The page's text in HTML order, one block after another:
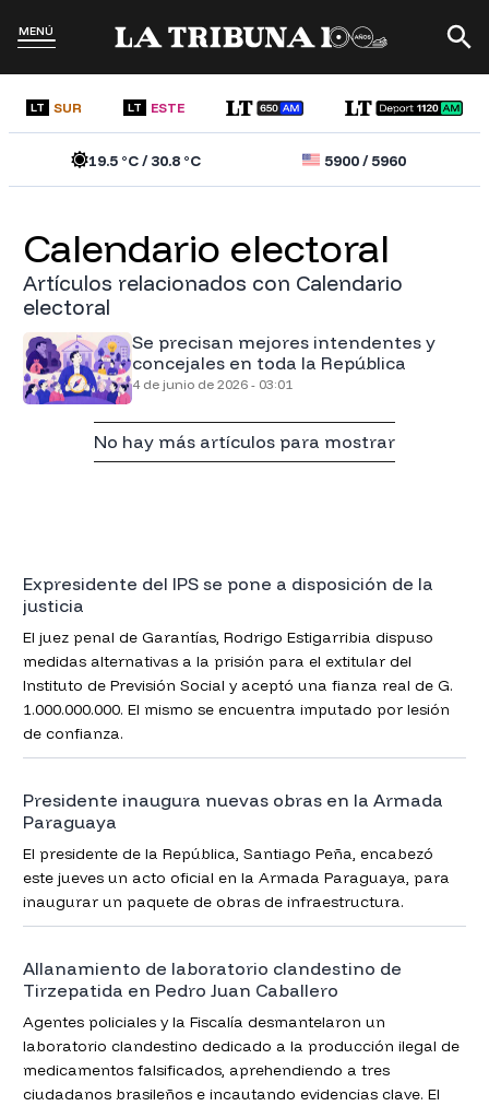
MENÚ
LT SUR LT ESTE
19.5°C /30.8°C 5900/5960
Calendario electoral
Artículos relacionados con Calendario
electoral
Se precisan mejores intendentes y
concejales en toda la República
4 de junio de 2026 - 03:01
No hay más artículos para mostrar
Expresidente del IPS se pone a disposición de la
justicia
El juez penal de Garantías, Rodrigo Estigarribia dispuso
medidas alternativas a la prisión para el extitular del
Instituto de Previsión Social y aceptó una fianza real de G.
1.000.000.000. El mismo se encuentra imputado por lesión
de confianza.
Presidente inaugura nuevas obras en la Armada
Paraguaya
El presidente de la República, Santiago Peña, encabezó
este jueves un acto oficial en la Armada Paraguaya, para
inaugurar un paquete de obras de infraestructura.
Allanamiento de laboratorio clandestino de
Tirzepatida en Pedro Juan Caballero
Agentes policiales y la Fiscalía desmantelaron un
laboratorio clandestino dedicado a la producción ilegal de
medicamentos falsificados, aprehendiendo a tres
ciudadanos brasileños e incautando evidencias clave. El